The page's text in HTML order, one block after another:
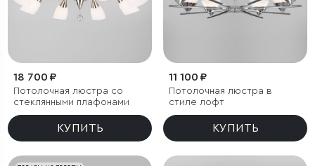
18 700 ₽
Потолочная люстра со
стеклянными плафонами
КУПИТЬ
11 100 ₽
Потолочная люстра в
стиле лофт
КУПИТЬ